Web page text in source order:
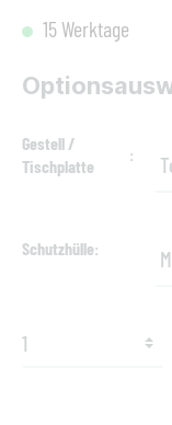
15 Werktage
Gestell /
Tischplatte
Schutzhülle